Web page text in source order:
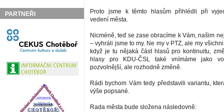
PARTNEŘI
Proto jsme k těmto hlasům přihlédli při
vedení města.
Nicméně, teď se zase obracíme k Vám, našim
– vyhráli jsme to my. Ne my v PTZ, ale my
když je tu nějaká část hlasů pro kontinuitu,
hlasy pro KDU-ČSL také vnímáme jako
pozvolnější, ale rozhodně změně.
Rádi bychom Vám tedy představili variantu,
výše popsané.
Rada města bude složena následovně: